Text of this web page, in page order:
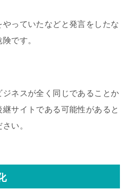
っていたなどと発言をしたな
です。
ネスが全く同じであることか
継サイトである可能性があると
い。